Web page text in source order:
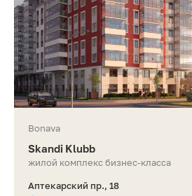
Bonava
Skandi Klubb
жилой комплекс бизнес-класса
Аптекарский пр., 18